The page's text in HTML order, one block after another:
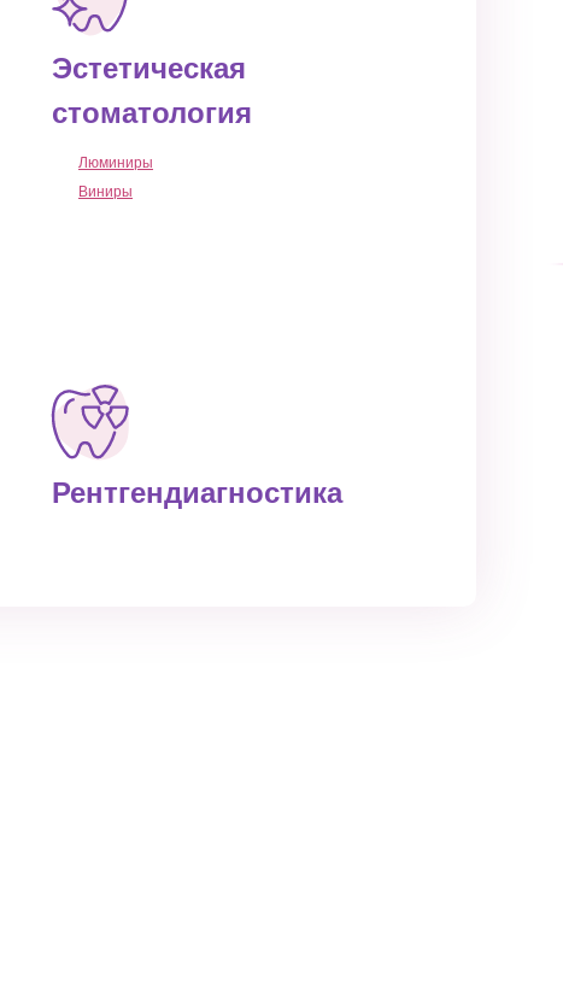
Рентгендиагностика
Эстетическая
стоматология
Люминиры
Виниры